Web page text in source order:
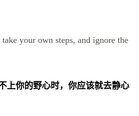
your own steps, and ignore the
上你的野心时，你应该就去静心